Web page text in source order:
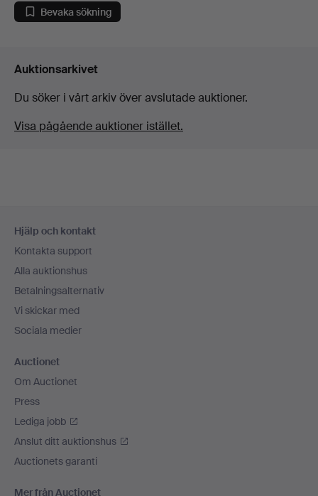
Bevaka sökning
Auktionsarkivet
Du söker i vårt arkiv över avslutade auktioner.
Visa pågående auktioner istället.
Hjälp och kontakt
Kontakta support
Alla auktionshus
Betalningsalternativ
Vi skickar med
Sociala medier
Auctionet
Om Auctionet
Press
Lediga jobb
Anslut ditt auktionshus
Auctionets garanti
Mer från Auctionet